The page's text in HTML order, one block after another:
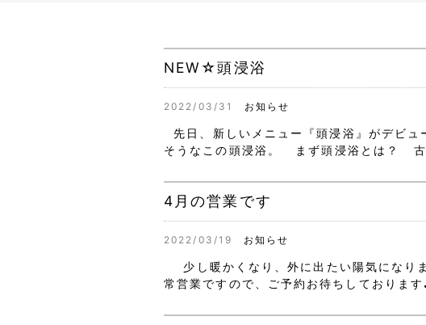
NEW☆頭浸浴
2022/03/31 お知らせ
先日、新しいメニュー『頭浸浴』がデビ
そうなこの頭浸浴。 まず頭浸浴とは？
4月の営業です
2022/03/19 お知らせ
少し暖かくなり、外に出たい陽気になり
常営業ですので、ご予約お待ちしており